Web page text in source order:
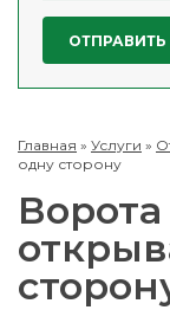
Главная » Услуги »
одну сторону